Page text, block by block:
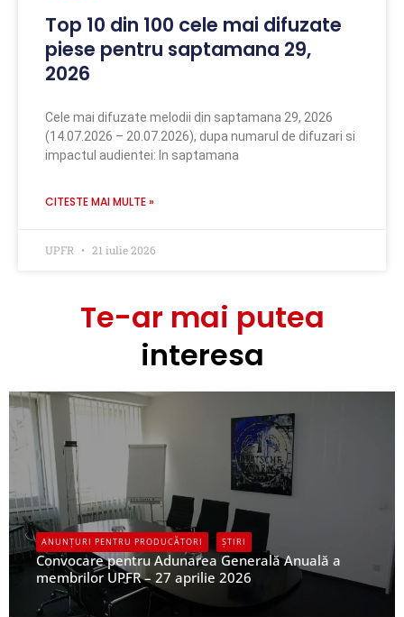
Top 10 din 100 cele mai difuzate
piese pentru saptamana 29,
2026
Cele mai difuzate melodii din saptamana 29, 2026
(14.07.2026 – 20.07.2026), dupa numarul de difuzari si
impactul audientei: In saptamana
CITESTE MAI MULTE »
UPFR 21 iulie 2026
Te-ar mai putea
interesa
ANUNȚURI PENTRU PRODUCĂTORI ȘTIRI
Convocare pentru Adunarea Generală Anuală a
membrilor UPFR – 27 aprilie 2026
UPFR